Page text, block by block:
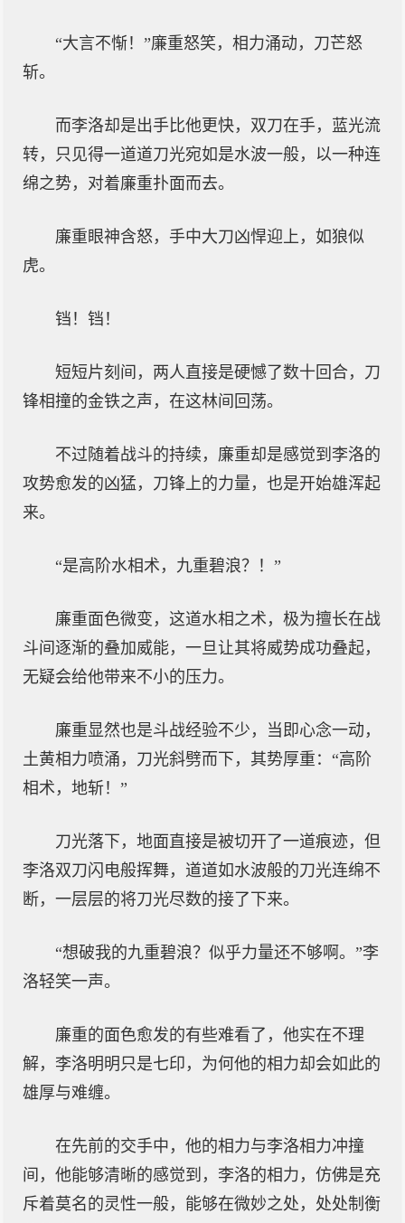
“大言不惭！”廉重怒笑，相力涌动，刀芒怒
斩。
而李洛却是出手比他更快，双刀在手，蓝光流
转，只见得一道道刀光宛如是水波一般，以一种连
绵之势，对着廉重扑面而去。
廉重眼神含怒，手中大刀凶悍迎上，如狼似
虎。
铛！铛！
短短片刻间，两人直接是硬憾了数十回合，刀
锋相撞的金铁之声，在这林间回荡。
不过随着战斗的持续，廉重却是感觉到李洛的
攻势愈发的凶猛，刀锋上的力量，也是开始雄浑起
来。
“是高阶水相术，九重碧浪？！”
廉重面色微变，这道水相之术，极为擅长在战
斗间逐渐的叠加威能，一旦让其将威势成功叠起，
无疑会给他带来不小的压力。
廉重显然也是斗战经验不少，当即心念一动，
土黄相力喷涌，刀光斜劈而下，其势厚重：“高阶
相术，地斩！”
刀光落下，地面直接是被切开了一道痕迹，但
李洛双刀闪电般挥舞，道道如水波般的刀光连绵不
断，一层层的将刀光尽数的接了下来。
“想破我的九重碧浪？似乎力量还不够啊。”李
洛轻笑一声。
廉重的面色愈发的有些难看了，他实在不理
解，李洛明明只是七印，为何他的相力却会如此的
雄厚与难缠。
在先前的交手中，他的相力与李洛相力冲撞
间，他能够清晰的感觉到，李洛的相力，仿佛是充
斥着莫名的灵性一般，能够在微妙之处，处处制衡